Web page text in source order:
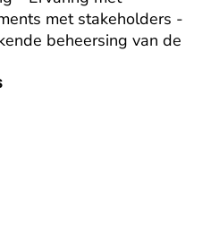
met stakeholders -
beheersing van de